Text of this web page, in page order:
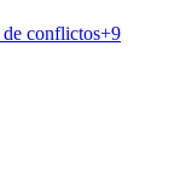
conflictos+9